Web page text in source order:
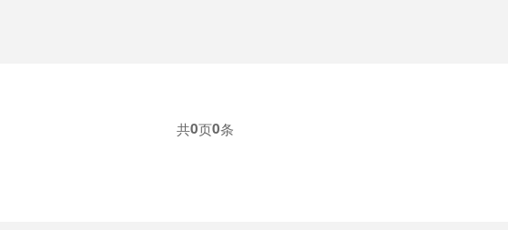
共0页0条